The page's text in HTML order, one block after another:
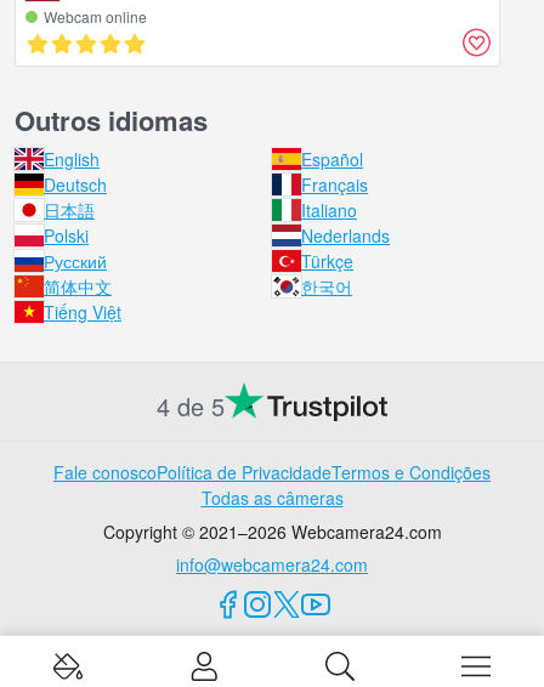
Webcam online
Outros idiomas
English
Español
Deutsch
Français
日本語
Italiano
Polski
Nederlands
Русский
Türkçe
简体中文
한국어
Tiếng Việt
4 de 5
Fale conoscoPolítica de PrivacidadeTermos e Condições
Todas as câmeras
Copyright © 2021–2026 Webcamera24.com
info@webcamera24.com